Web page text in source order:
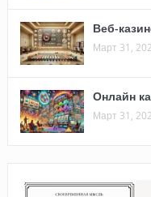
Веб-
Март 31,
Онлайн
Март 31,